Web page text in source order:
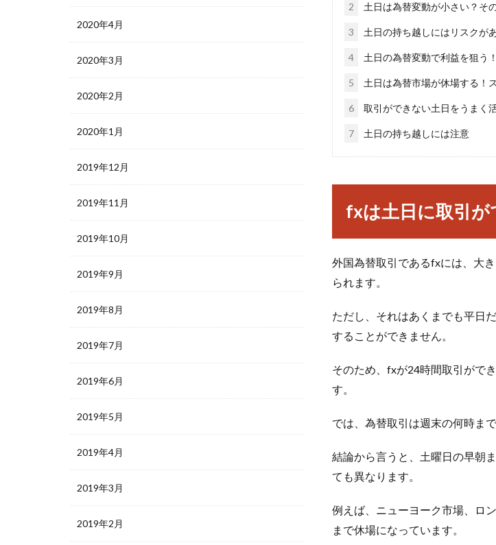
2 土日は為替変動が小さい？そ
3 土日の持ち越しにはリスクが
4 土日の為替変動で利益を狙う
5 土日は為替市場が休場する！
6 取引ができない土日をうまく
7 土日の持ち越しには注意
fxは土日に取引が
外国為替取引であるfxには、大
られます。
ただし、それはあくまでも平日
することができません。
そのため、fxが24時間取引がで
す。
では、為替取引は週末の何時ま
結論から言うと、土曜日の早朝
ても異なります。
例えば、ニューヨーク市場、ロ
まで休場になっています。
2020年4月
2020年3月
2020年2月
2020年1月
2019年12月
2019年11月
2019年10月
2019年9月
2019年8月
2019年7月
2019年6月
2019年5月
2019年4月
2019年3月
2019年2月